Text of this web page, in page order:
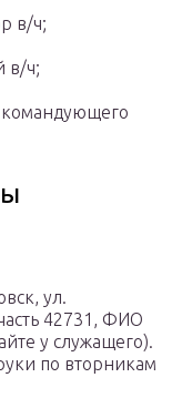
в/ч;
в/ч;
командующего
ул.
42731, ФИО
у служащего).
по вторникам